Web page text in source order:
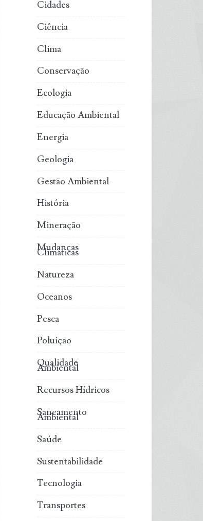
Cidades
Ciência
Clima
Conservação
Ecologia
Educação Ambiental
Energia
Geologia
Gestão Ambiental
História
Mineração
Mudanças
Climáticas
Natureza
Oceanos
Pesca
Poluição
Qualidade
Ambiental
Recursos Hídricos
Saneamento
Ambiental
Saúde
Sustentabilidade
Tecnologia
Transportes